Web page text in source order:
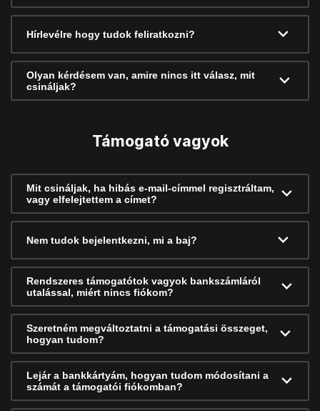
Hírlevélre hogy tudok feliratkozni?
Olyan kérdésem van, amire nincs itt válasz, mit
csináljak?
Támogató vagyok
Mit csináljak, ha hibás e-mail-címmel regisztráltam,
vagy elfelejtettem a címet?
Nem tudok bejelentkezni, mi a baj?
Rendszeres támogatótok vagyok bankszámláról
utalással, miért nincs fiókom?
Szeretném megváltoztatni a támogatási összeget,
hogyan tudom?
Lejár a bankkártyám, hogyan tudom módosítani a
számát a támogatói fiókomban?